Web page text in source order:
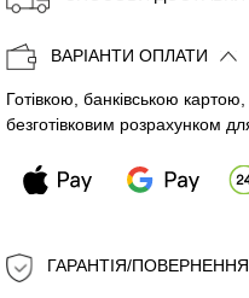
Копіювати
ВАРІАНТИ ОПЛАТИ
Готівкою, банківською
безготівковим розрахунком
ГАРАНТІЯ/ПОВЕРНЕННЯ